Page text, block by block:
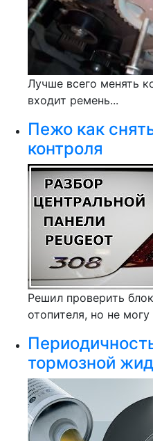
Лучше всего менять
входит ремень...
Пежо как
контроля
Решил проверить
отопителя, но не могу
тормозной